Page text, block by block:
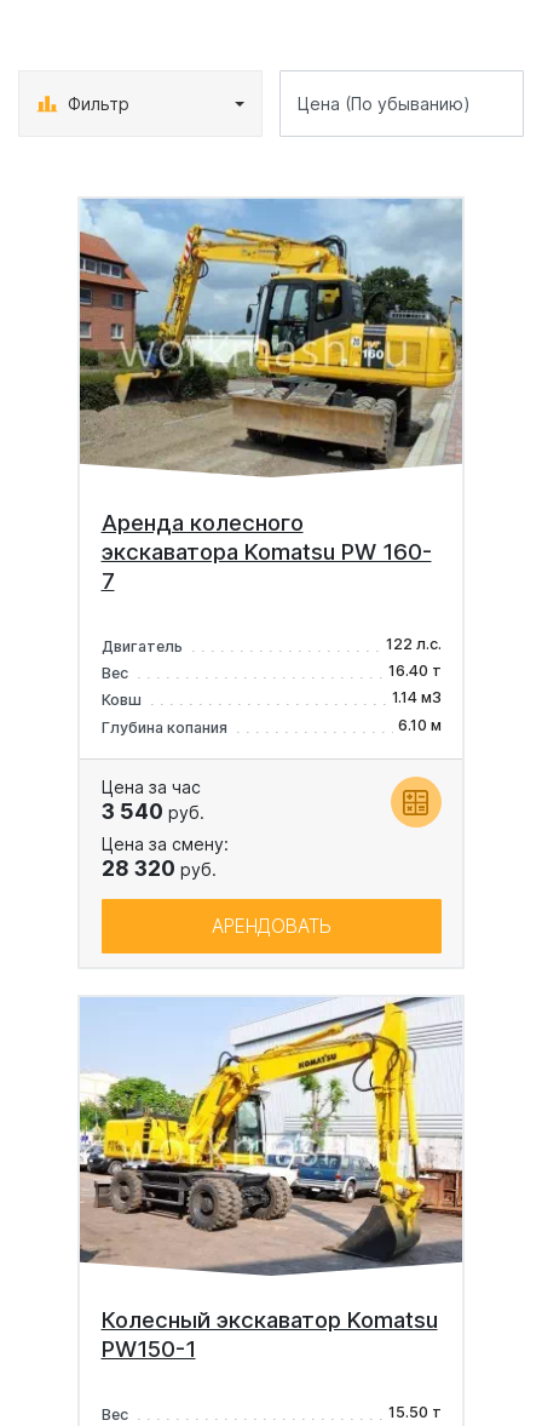
Фильтр
Аренда колесного
экскаватора Komatsu PW 160-
7
Двигатель
122 л.с.
Вес
16.40 т
Ковш
1.14 м3
Глубина копания
6.10 м
Цена за час
3 540 руб.
Цена за смену:
28 320 руб.
АРЕНДОВАТЬ
Колесный экскаватор Komatsu
PW150-1
Вес
15.50 т